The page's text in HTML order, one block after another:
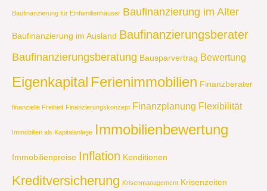
Baufinanzierung für Einfamilienhäuser Baufinanzierung im Alter
Baufinanzierung im Ausland Baufinanzierungsberater
Baufinanzierungsberatung Bausparvertrag Bewertung
Eigenkapital Ferienimmobilien Finanzberater
finanzielle Freiheit Finanzierungskonzept Finanzplanung Flexibilität
Immobilien als Kapitalanlage Immobilienbewertung
Immobilienpreise Inflation Konditionen
Kreditversicherung Krisenmanagement Krisenzeiten